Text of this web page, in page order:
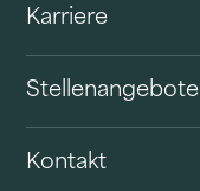
Karriere
Stellenangebote
Kontakt